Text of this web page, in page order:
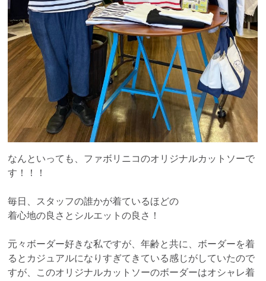
なんといっても、ファボリニコのオリジナルカットソーで
す！！！
毎日、スタッフの誰かが着ているほどの
着心地の良さとシルエットの良さ！
元々ボーダー好きな私ですが、年齢と共に、ボーダーを着
るとカジュアルになりすぎてきている感じがしていたので
すが、このオリジナルカットソーのボーダーはオシャレ着